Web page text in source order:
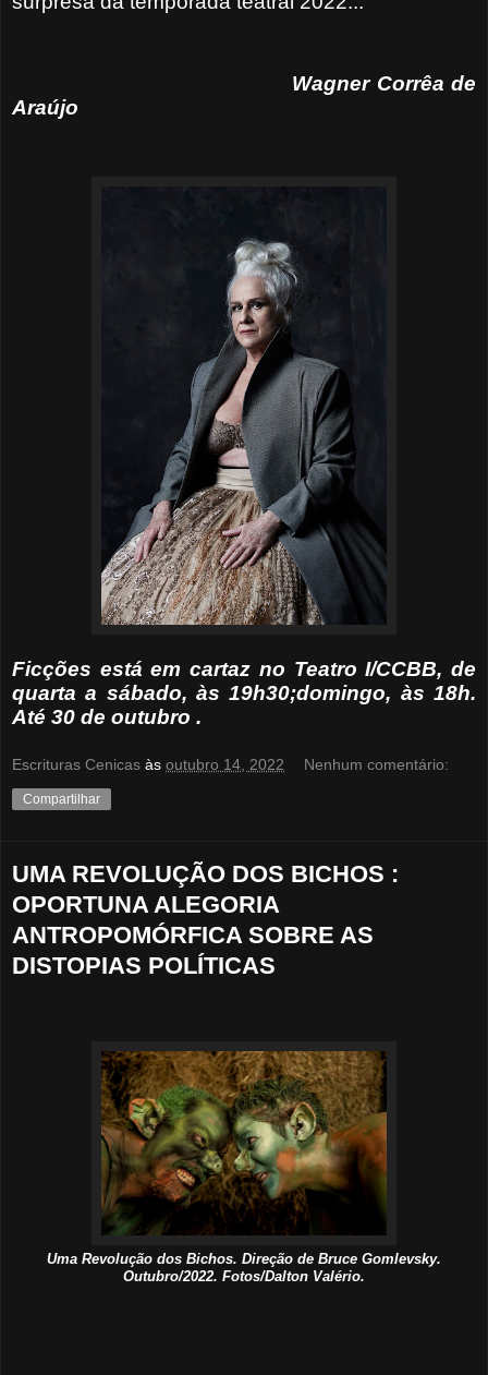
Wagner Corrêa de
Araújo
Ficções está em cartaz no Teatro I/CCBB, de
quarta a sábado, às 19h30;domingo, às 18h.
Até 30 de outubro .
Escrituras Cenicas às outubro 14, 2022 Nenhum comentário:
Compartilhar
UMA REVOLUÇÃO DOS BICHOS :
OPORTUNA ALEGORIA
ANTROPOMÓRFICA SOBRE AS
DISTOPIAS POLÍTICAS
Uma Revolução dos Bichos. Direção de Bruce Gomlevsky.
Outubro/2022. Fotos/Dalton Valério.